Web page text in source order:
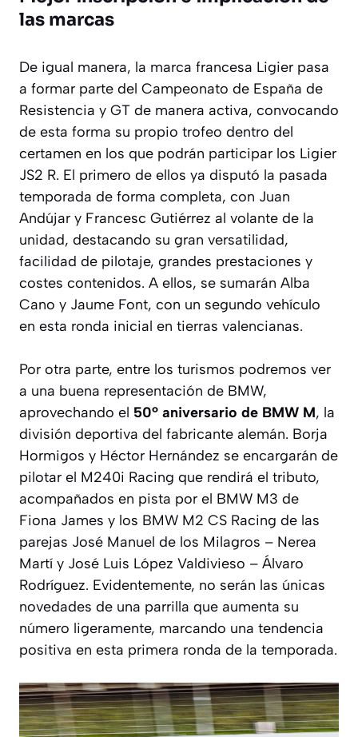
las marcas
De igual manera, la marca francesa Ligier pasa
a formar parte del Campeonato de España de
Resistencia y GT de manera activa, convocando
de esta forma su propio trofeo dentro del
certamen en los que podrán participar los Ligier
JS2 R. El primero de ellos ya disputó la pasada
temporada de forma completa, con Juan
Andújar y Francesc Gutiérrez al volante de la
unidad, destacando su gran versatilidad,
facilidad de pilotaje, grandes prestaciones y
costes contenidos. A ellos, se sumarán Alba
Cano y Jaume Font, con un segundo vehículo
en esta ronda inicial en tierras valencianas.
Por otra parte, entre los turismos podremos ver
a una buena representación de BMW,
aprovechando el 50º aniversario de BMW M, la
división deportiva del fabricante alemán. Borja
Hormigos y Héctor Hernández se encargarán de
pilotar el M240i Racing que rendirá el tributo,
acompañados en pista por el BMW M3 de
Fiona James y los BMW M2 CS Racing de las
parejas José Manuel de los Milagros – Nerea
Martí y José Luis López Valdivieso – Álvaro
Rodríguez. Evidentemente, no serán las únicas
novedades de una parrilla que aumenta su
número ligeramente, marcando una tendencia
positiva en esta primera ronda de la temporada.